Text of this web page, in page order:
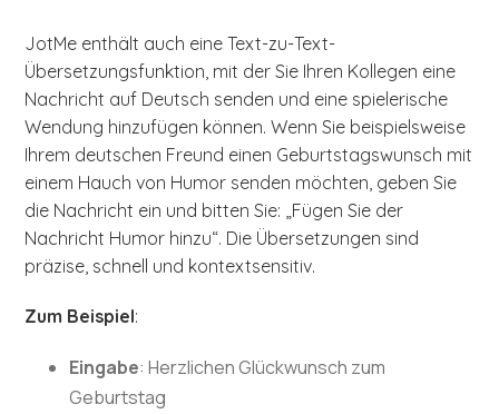
JotMe enthält auch eine Text-zu-Text-
Übersetzungsfunktion, mit der Sie Ihren Kollegen eine
Nachricht auf Deutsch senden und eine spielerische
Wendung hinzufügen können. Wenn Sie beispielsweise
Ihrem deutschen Freund einen Geburtstagswunsch mit
einem Hauch von Humor senden möchten, geben Sie
die Nachricht ein und bitten Sie: „Fügen Sie der
Nachricht Humor hinzu“. Die Übersetzungen sind
präzise, schnell und kontextsensitiv.
Zum Beispiel:
Eingabe: Herzlichen Glückwunsch zum
Geburtstag